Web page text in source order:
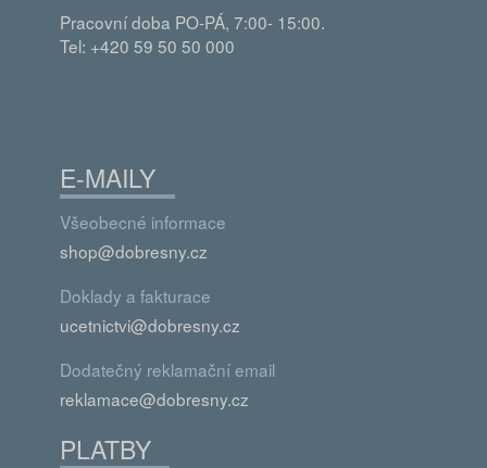
Pracovní doba PO-PÁ, 7:00- 15:00.
Tel: +420 59 50 50 000
E-MAILY
Všeobecné informace
shop@dobresny.cz
Doklady a fakturace
ucetnictvi@dobresny.cz
Dodatečný reklamační email
reklamace@dobresny.cz
PLATBY